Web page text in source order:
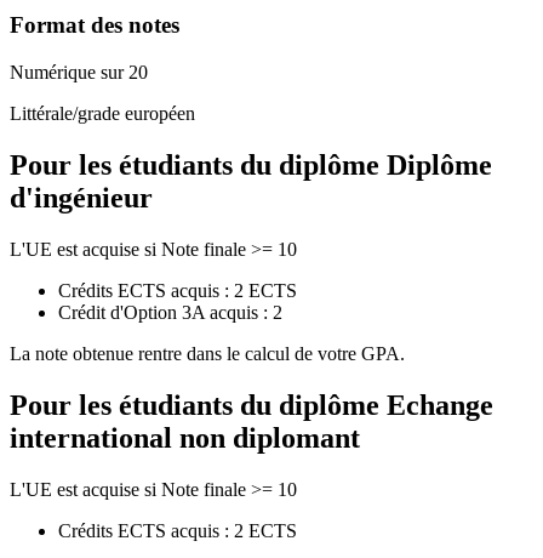
Format des notes
Numérique sur 20
Littérale/grade européen
Pour les étudiants du diplôme Diplôme
d'ingénieur
L'UE est acquise si Note finale >= 10
Crédits ECTS acquis : 2 ECTS
Crédit d'Option 3A acquis : 2
La note obtenue rentre dans le calcul de votre GPA.
Pour les étudiants du diplôme Echange
international non diplomant
L'UE est acquise si Note finale >= 10
Crédits ECTS acquis : 2 ECTS